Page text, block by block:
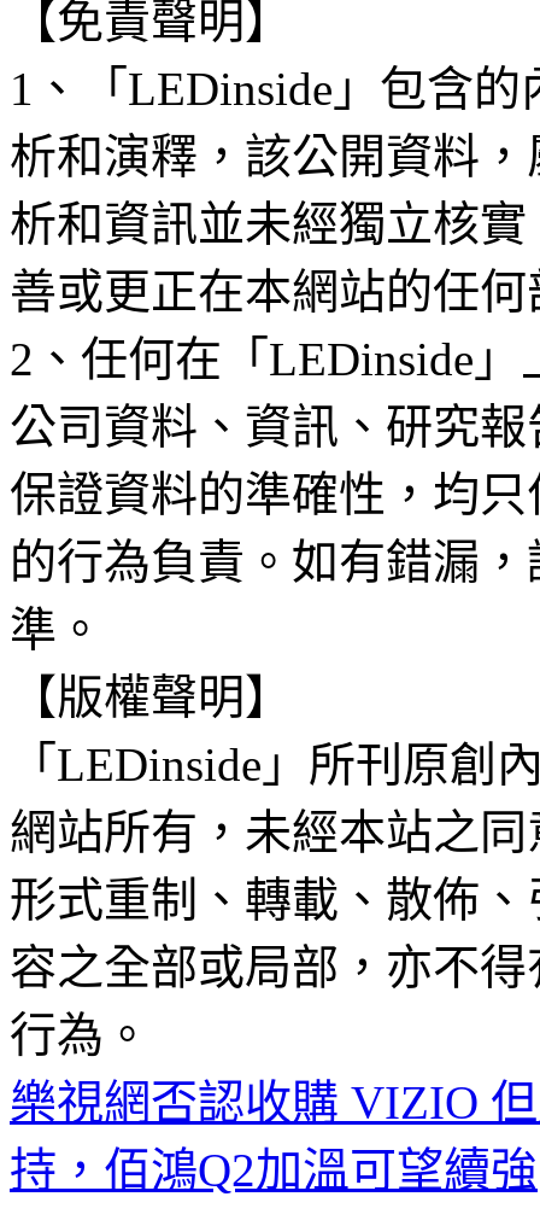
【免責聲明】
1、「LEDinside」包含
析和演釋，該公開資料
析和資訊並未經獨立核
善或更正在本網站的任
2、任何在「LEDinside
公司資料、資訊、研究
保證資料的準確性，均
的行為負責。如有錯漏
準。
【版權聲明】
「LEDinside」所刊原創
網站所有，未經本站之
形式重制、轉載、散佈
容之全部或局部，亦不
行為。
樂視網否認收購 VIZIO
持，佰鴻Q2加溫可望續強